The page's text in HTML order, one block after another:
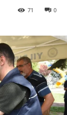
0
71